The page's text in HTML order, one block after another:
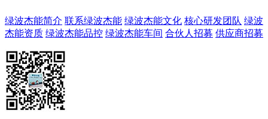
绿波杰能简介 联系绿波杰能 绿波杰能文化 核心研发团队 绿波
杰能资质 绿波杰能品控 绿波杰能车间 合伙人招募 供应商招募